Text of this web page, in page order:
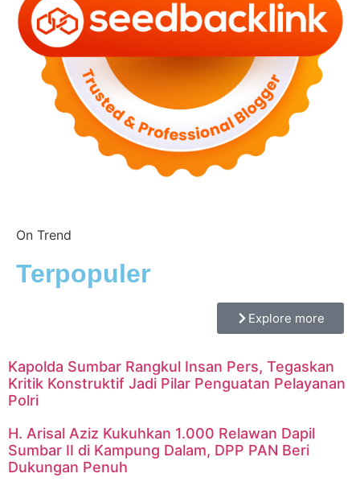
On Trend
Terpopuler
Explore more
Kapolda Sumbar Rangkul Insan Pers, Tegaskan
Kritik Konstruktif Jadi Pilar Penguatan Pelayanan
Polri
H. Arisal Aziz Kukuhkan 1.000 Relawan Dapil
Sumbar II di Kampung Dalam, DPP PAN Beri
Dukungan Penuh